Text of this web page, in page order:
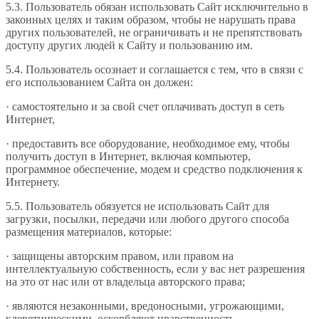
5.3. Пользователь обязан использовать Сайт исключительно в
законных целях и таким образом, чтобы не нарушать права
других пользователей, не ограничивать и не препятствовать
доступу других людей к Сайту и пользованию им.
5.4. Пользователь осознает и соглашается с тем, что в связи с
его использованием Сайта он должен:
· самостоятельно и за свой счет оплачивать доступ в сеть
Интернет,
· предоставить все оборудование, необходимое ему, чтобы
получить доступ в Интернет, включая компьютер,
программное обеспечение, модем и средство подключения к
Интернету.
5.5. Пользователь обязуется не использовать Сайт для
загрузки, посылки, передачи или любого другого способа
размещения материалов, которые:
· защищены авторским правом, или правом на
интеллектуальную собственность, если у вас нет разрешения
на это от нас или от владельца авторского права;
· являются незаконными, вредоносными, угрожающими,